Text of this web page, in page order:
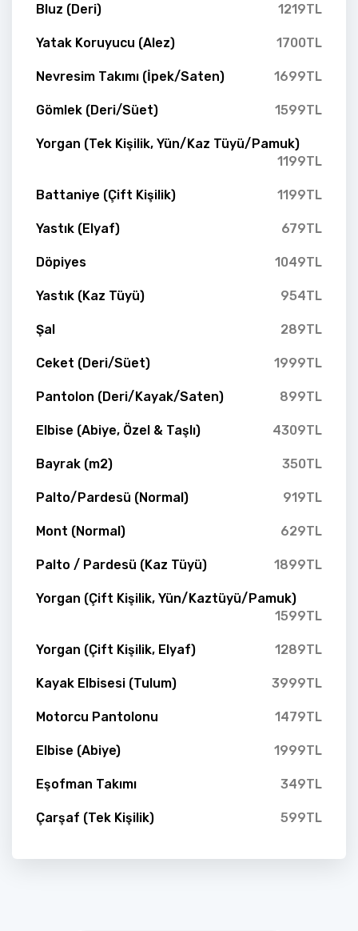
Bluz (Deri) 1219TL
Yatak Koruyucu (Alez) 1700TL
Nevresim Takımı (İpek/Saten) 1699TL
Gömlek (Deri/Süet) 1599TL
Yorgan (Tek Kişilik, Yün/Kaz Tüyü/Pamuk)
1199TL
Battaniye (Çift Kişilik) 1199TL
Yastık (Elyaf) 679TL
Döpiyes 1049TL
Yastık (Kaz Tüyü) 954TL
Şal 289TL
Ceket (Deri/Süet) 1999TL
Pantolon (Deri/Kayak/Saten) 899TL
Elbise (Abiye, Özel & Taşlı) 4309TL
Bayrak (m2) 350TL
Palto/Pardesü (Normal) 919TL
Mont (Normal) 629TL
Palto / Pardesü (Kaz Tüyü) 1899TL
Yorgan (Çift Kişilik, Yün/Kaztüyü/Pamuk)
1599TL
Yorgan (Çift Kişilik, Elyaf) 1289TL
Kayak Elbisesi (Tulum) 3999TL
Motorcu Pantolonu 1479TL
Elbise (Abiye) 1999TL
Eşofman Takımı 349TL
Çarşaf (Tek Kişilik) 599TL